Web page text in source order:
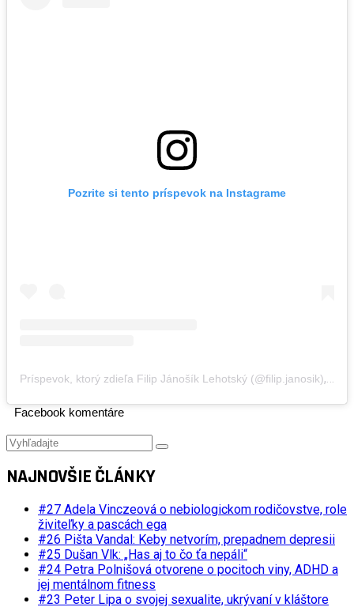
Pozrite si tento príspevok na Instagrame
Príspevok, ktorý zdieľa Filip Jánošík Lehotský (@filip.janosik),
Facebook komentáre
NAJNOVŠIE ČLÁNKY
#27 Adela Vinczeová o nebiologickom rodičovstve, role
živiteľky a pascách ega
#26 Pišta Vandal: Keby netvorím, prepadnem depresii
#25 Dušan Vlk: „Has aj to čo ťa nepáli“
#24 Petra Polnišová otvorene o pocitoch viny, ADHD a
jej mentálnom fitness
#23 Peter Lipa o svojej sexualite, ukrývaní v kláštore